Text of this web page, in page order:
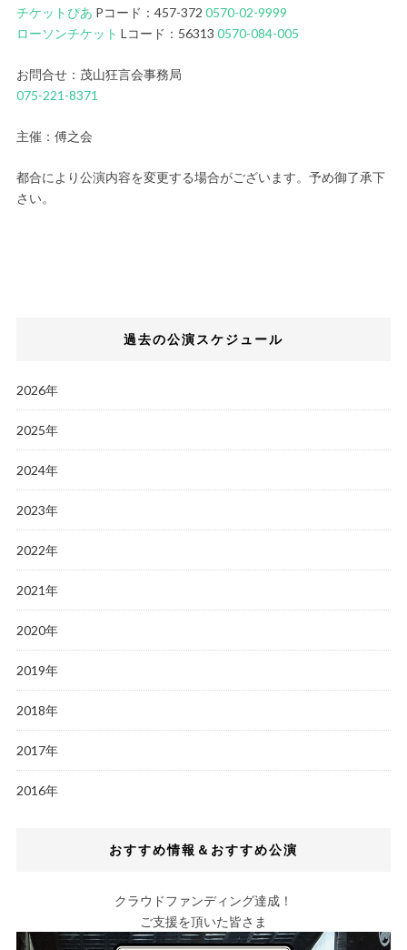
チケットぴあ Pコード：457-372 0570-02-9999
ローソンチケット Lコード：56313 0570-084-005
お問合せ：茂山狂言会事務局
075-221-8371
主催：傅之会
都合により公演内容を変更する場合がございます。予め御了承下
さい。
過去の公演スケジュール
2026年
2025年
2024年
2023年
2022年
2021年
2020年
2019年
2018年
2017年
2016年
おすすめ情報＆おすすめ公演
クラウドファンディング達成！
ご支援を頂いた皆さま